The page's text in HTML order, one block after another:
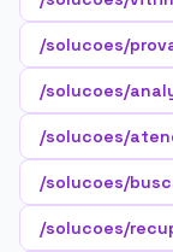
/solucoes/
/solucoes/
/solucoes/
/solucoes/
/solucoes/